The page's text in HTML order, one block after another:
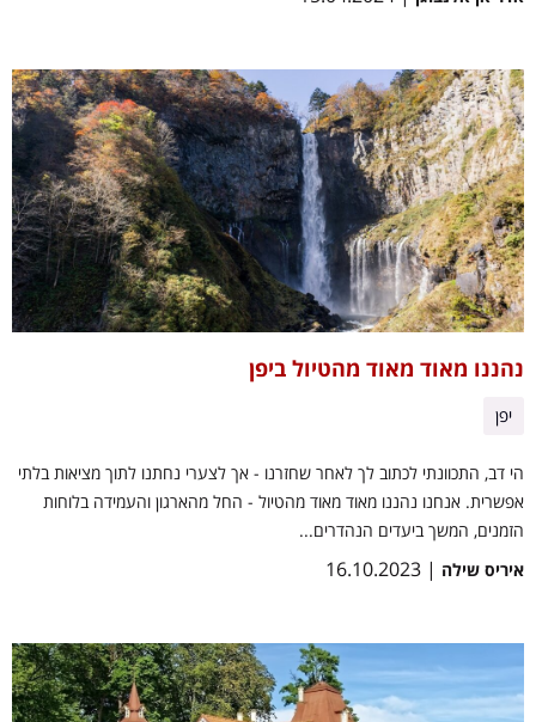
נהננו מאוד מאוד מהטיול ביפן
יפן
הי דב, התכוונתי לכתוב לך לאחר שחזרנו - אך לצערי נחתנו לתוך מציאות בלתי
אפשרית. אנחנו נהננו מאוד מאוד מהטיול - החל מהארגון והעמידה בלוחות
הזמנים, המשך ביעדים הנהדרים...
איריס שילה | 16.10.2023